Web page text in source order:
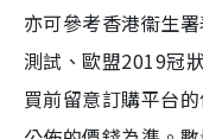
亦可參考香港衞生
測試、歐盟2019冠
買前留意訂購平台